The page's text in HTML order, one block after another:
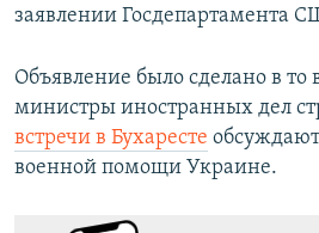
заявлении Госдепартамента
Объявление было сделано в то
министры иностранных дел
встречи в Бухаресте
военной помощи Украине.